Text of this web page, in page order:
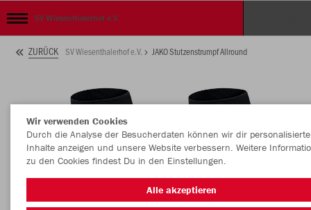
SV Wiesenthalerhof e.V.
ZURÜCK SV Wiesenthalerhof e.V. JAKO Stutzenstrumpf Allround
Wir verwenden Cookies
Durch die Analyse der Besucherdaten können wir dir personalisierte
Inhalte anzeigen und unsere Website verbessern. Weitere
zu den Cookies findest Du in den Einstellungen.
Alle akzeptieren